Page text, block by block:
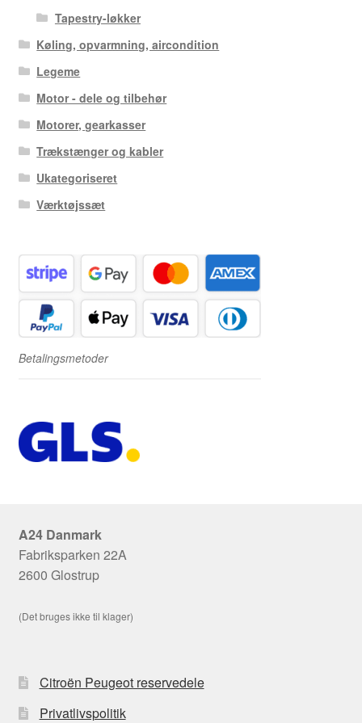
Tapestry-løkker
Køling, opvarmning, aircondition
Legeme
Motor - dele og tilbehør
Motorer, gearkasser
Trækstænger og kabler
Ukategoriseret
Værktøjssæt
Betalingsmetoder
A24 Danmark
Fabriksparken 22A
2600 Glostrup
(Det bruges ikke til klager)
Citroën Peugeot reservedele
Privatlivspolitik